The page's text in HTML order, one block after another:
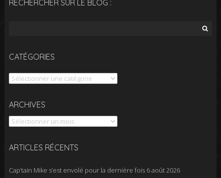
RECHERCHER SUR LE BLOG :
CATÉGORIES
Catégories
ARCHIVES
Archives
ARTICLES RÉCENTS
Cap’tain Mike s’est envolé pour la dernière fois 6 août 2026